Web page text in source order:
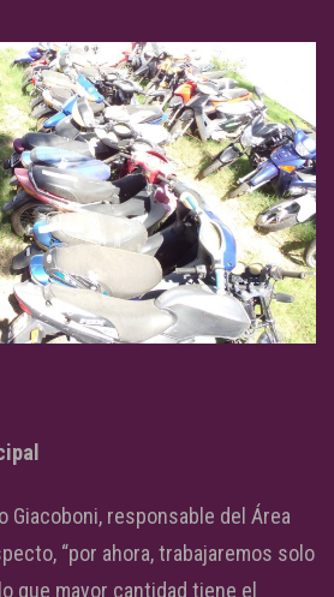
Giacoboni, responsable del Área
“por ahora, trabajaremos solo
que mayor cantidad tiene el